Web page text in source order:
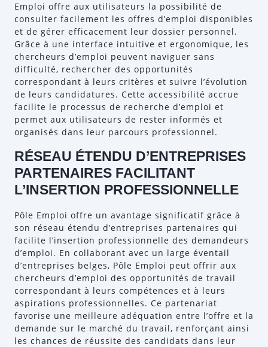
Emploi offre aux utilisateurs la possibilité de
consulter facilement les offres d’emploi disponibles
et de gérer efficacement leur dossier personnel.
Grâce à une interface intuitive et ergonomique, les
chercheurs d’emploi peuvent naviguer sans
difficulté, rechercher des opportunités
correspondant à leurs critères et suivre l’évolution
de leurs candidatures. Cette accessibilité accrue
facilite le processus de recherche d’emploi et
permet aux utilisateurs de rester informés et
organisés dans leur parcours professionnel.
RÉSEAU ÉTENDU D’ENTREPRISES
PARTENAIRES FACILITANT
L’INSERTION PROFESSIONNELLE
Pôle Emploi offre un avantage significatif grâce à
son réseau étendu d’entreprises partenaires qui
facilite l’insertion professionnelle des demandeurs
d’emploi. En collaborant avec un large éventail
d’entreprises belges, Pôle Emploi peut offrir aux
chercheurs d’emploi des opportunités de travail
correspondant à leurs compétences et à leurs
aspirations professionnelles. Ce partenariat
favorise une meilleure adéquation entre l’offre et la
demande sur le marché du travail, renforçant ainsi
les chances de réussite des candidats dans leur